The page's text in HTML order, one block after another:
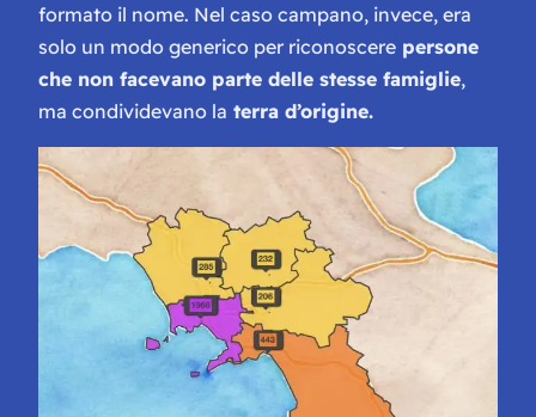
formato il nome. Nel caso campano, invece, era
solo un modo generico per riconoscere persone
che non facevano parte delle stesse famiglie,
ma condividevano la terra d’origine.